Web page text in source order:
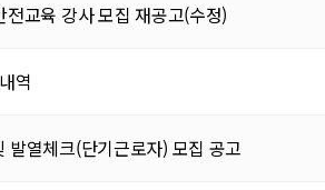
교육 강사 모집 재공고(수정)
역
발열체크(단기근로자) 모집 공고